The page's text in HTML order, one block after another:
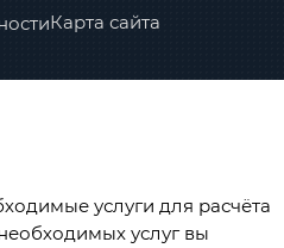
Карта сайта
услуги для расчёта
услуг вы